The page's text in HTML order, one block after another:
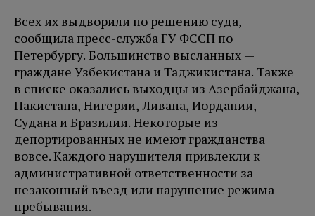
Всех их выдворили по решению суда,
сообщила пресс-служба ГУ ФССП по
Петербургу. Большинство высланных —
граждане Узбекистана и Таджикистана. Также
в списке оказались выходцы из Азербайджана,
Пакистана, Нигерии, Ливана, Иордании,
Судана и Бразилии. Некоторые из
депортированных не имеют гражданства
вовсе. Каждого нарушителя привлекли к
административной ответственности за
незаконный въезд или нарушение режима
пребывания.